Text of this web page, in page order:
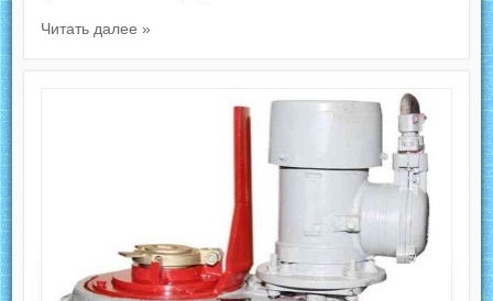
Читать далее »